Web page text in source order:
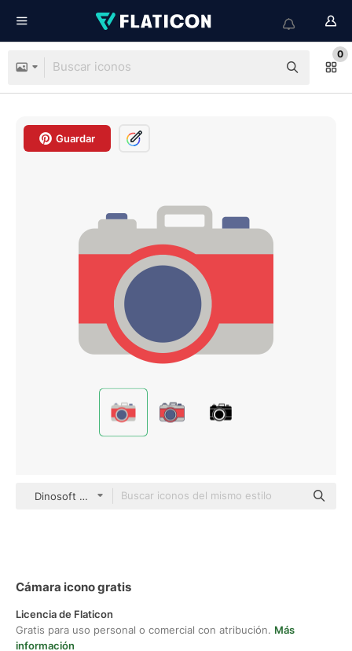
0
Guardar
Dinosoft Flat
Cámara icono gratis
Licencia de Flaticon
Gratis para uso personal o comercial con atribución. Más
información